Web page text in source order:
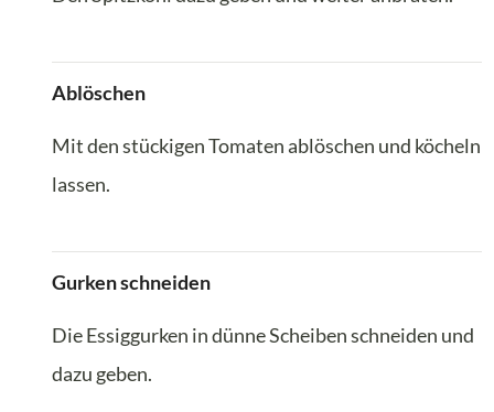
Ablöschen
Mit den stückigen Tomaten ablöschen und köcheln
lassen.
Gurken schneiden
Die Essiggurken in dünne Scheiben schneiden und
dazu geben.